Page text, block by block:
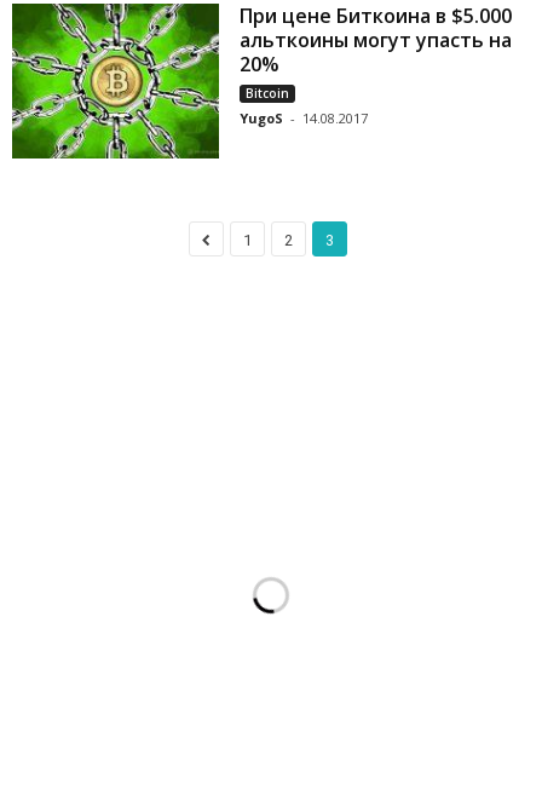
При цене Биткоина в $5.000
альткоины могут упасть на
20%
Bitcoin
YugoS - 14.08.2017
1 2 3